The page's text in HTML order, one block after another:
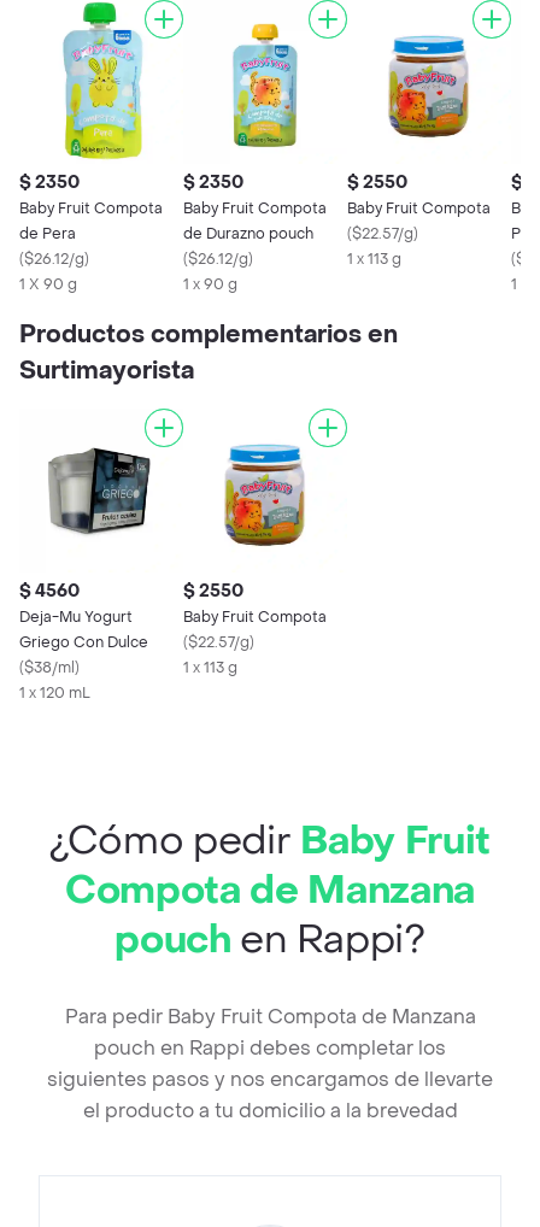
$ 2350
Baby Fruit Compota
de Pera
($26.12/g)
1 X 90 g
$ 2350
Baby Fruit Compota
de Durazno pouch
($26.12/g)
1 x 90 g
$ 2550
Baby Fruit Compota
($22.57/g)
1 x 113 g
$
(
1 X
Productos complementarios en
Surtimayorista
$ 4560
Deja-Mu Yogurt
Griego Con Dulce
($38/ml)
1 x 120 mL
$ 2550
Baby Fruit Compota
($22.57/g)
1 x 113 g
¿Cómo pedir Baby Fruit
Compota de Manzana
pouch en Rappi?
Para pedir Baby Fruit Compota de Manzana
pouch en Rappi debes completar los
siguientes pasos y nos encargamos de llevarte
el producto a tu domicilio a la brevedad